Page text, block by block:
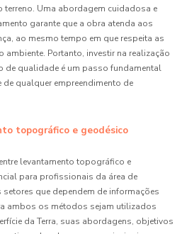
terreno. Uma abordagem cuidadosa e
garante que a obra atenda aos
ao mesmo tempo em que respeita as
ambiente. Portanto, investir na realização
de qualidade é um passo fundamental
qualquer empreendimento de
topográfico e geodésico
levantamento topográfico e
para profissionais da área de
setores que dependem de informações
ambos os métodos sejam utilizados
da Terra, suas abordagens, objetivos